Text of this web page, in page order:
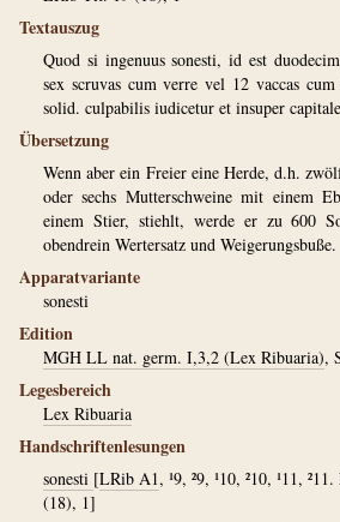
Textauszug
Quod si ingenuus sonesti, id est
sex scruvas cum verre vel 12 vaccas
solid. culpabilis iudicetur et insuper
Übersetzung
Wenn aber ein Freier eine Herde, d.h.
oder sechs Mutterschweine mit einem
einem Stier, stiehlt, werde er zu 600
obendrein Wertersatz und Weigerungsbuße.
Apparatvariante
sonesti
Edition
MGH LL nat. germ. I,3,2 (Lex Ribuaria),
Legesbereich
Lex Ribuaria
Handschriftenlesungen
sonesti [LRib A1, ¹9, ²9, ¹10, ²10, ¹11,
(18), 1]